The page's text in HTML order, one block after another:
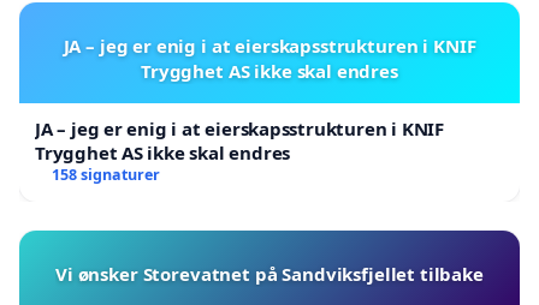
JA – jeg er enig i at eierskapsstrukturen i KNIF
Trygghet AS ikke skal endres
JA – jeg er enig i at eierskapsstrukturen i KNIF
Trygghet AS ikke skal endres
158 signaturer
Vi ønsker Storevatnet på Sandviksfjellet tilbake